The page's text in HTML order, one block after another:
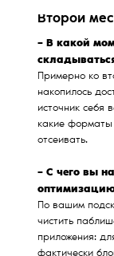
Второй
– В какой
Примерно ко
накопилось
источник себя
какие
отсеивать.
– С чего вы
По вашим
чистить
приложения: